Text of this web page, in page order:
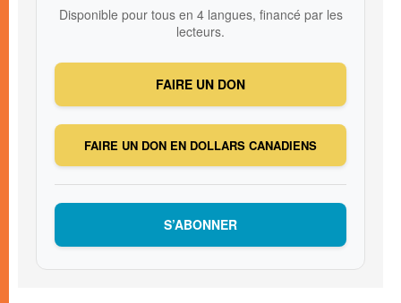
Disponible pour tous en 4 langues, financé par les
lecteurs.
FAIRE UN DON
FAIRE UN DON EN DOLLARS CANADIENS
S’ABONNER